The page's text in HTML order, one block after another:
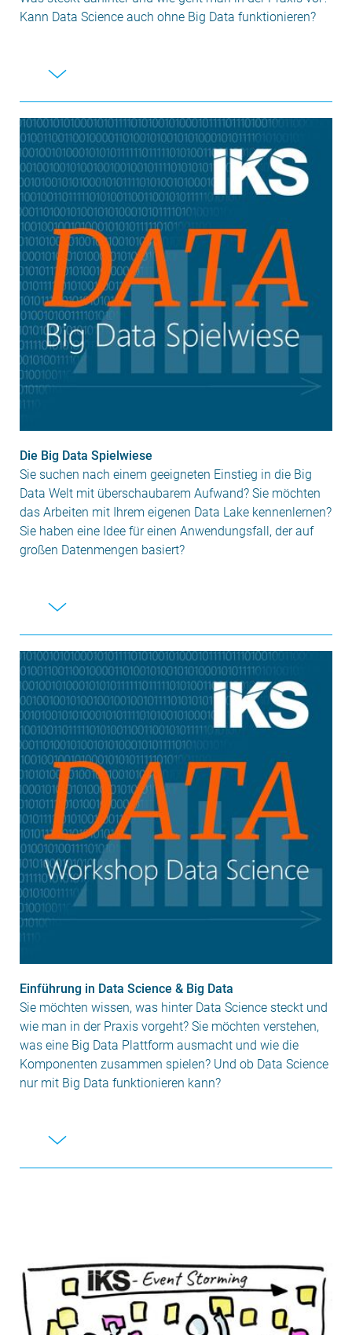
Kann Data Science auch ohne Big Data funktionieren?
Die Big Data Spielwiese
Sie suchen nach einem geeigneten Einstieg in die Big
Data Welt mit überschaubarem Aufwand? Sie möchten
das Arbeiten mit Ihrem eigenen Data Lake kennenlernen?
Sie haben eine Idee für einen Anwendungsfall, der auf
großen Datenmengen basiert?
Einführung in Data Science & Big Data
Sie möchten wissen, was hinter Data Science steckt und
wie man in der Praxis vorgeht? Sie möchten verstehen,
was eine Big Data Plattform ausmacht und wie die
Komponenten zusammen spielen? Und ob Data Science
nur mit Big Data funktionieren kann?